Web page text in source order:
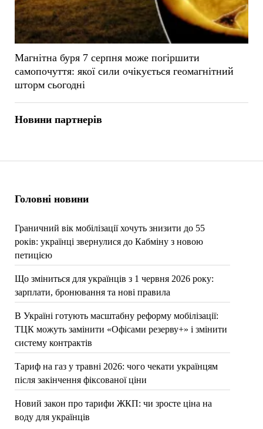
Головні новини
Граничний вік мобілізації хочуть знизити до 55
років: українці звернулися до Кабміну з новою
петицією
Що зміниться для українців з 1 червня 2026 року:
зарплати, бронювання та нові правила
В Україні готують масштабну реформу мобілізації:
ТЦК можуть замінити «Офісами резерву+» і змінити
систему контрактів
Тариф на газ у травні 2026: чого чекати українцям
після закінчення фіксованої ціни
Новий закон про тарифи ЖКП: чи зросте ціна на
воду для українців
Магнітна буря 7 серпня може погіршити
самопочуття: якої сили очікується геомагнітний
шторм сьогодні
Новини партнерів